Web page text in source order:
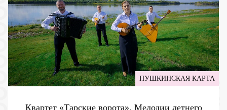
ПУШКИНСКАЯ КАРТА
Квартет «Тарские ворота». Мелодии летнего